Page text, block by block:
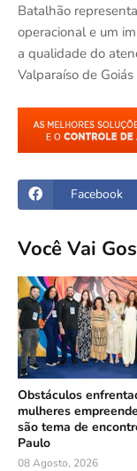
Batalhão
operacional e um
a qualidade do
Valparaíso de
Facebook
Você Vai
Obstáculos
mulheres
são tema de
Paulo
08 Agosto, 2026